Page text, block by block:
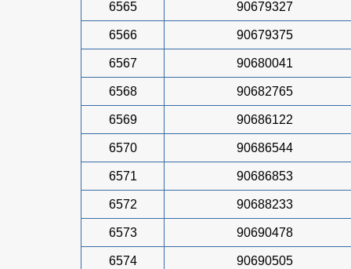
6565 90679327
6566 90679375
6567 90680041
6568 90682765
6569 90686122
6570 90686544
6571 90686853
6572 90688233
6573 90690478
6574 90690505